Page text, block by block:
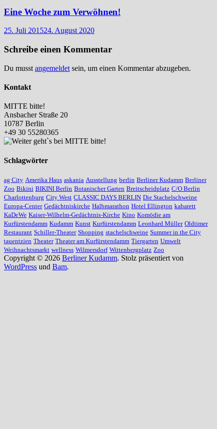
Eine Woche zum Verwöhnen!
25. Juli 201524. August 2020
Schreibe einen Kommentar
Du musst angemeldet sein, um einen Kommentar abzugeben.
Kontakt
MITTE bitte!
Ansbacher Straße 20
10787 Berlin
+49 30 55280365
Schlagwörter
ag City Amerika Haus askania Ausstellung berlin Berliner Kudamm Berliner
Zoo Bikini BIKINI Berlin Botanischer Garten Breitscheidplatz C/O Berlin
Charlottenburg City West CLASSIC DAYS BERLIN Die Stachelschweine
Europa-Center Gedächtniskirche Halbmarathon Hotel Ellington kabarett
KaDeWe Kaiser-Wilhelm-Gedächtnis-Kirche Kino Komödie am
Kurfürstendamm Kudamm Kunst Kurfürstendamm Leonhard Müller Oldtimer
Restaurant Schiller-Theater Shopping stachelschweine Summer in the City
tauentzien Theater Theater am Kurfürstendamm Tiergarten Umwelt
Weihnachtsmarkt wellness Wilmersdorf Wittenbergplatz Zoo
Copyright © 2026 Berliner Kudamm. Stolz präsentiert von
WordPress und Bam.